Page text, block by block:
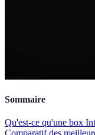
Sommaire
Qu'est-ce qu'une box